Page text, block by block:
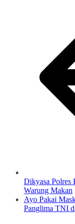
Dikyasa Polres
Warung Makan
Ayo Pakai
Panglima TNI